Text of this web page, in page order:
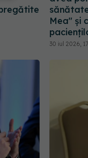
Mea" și
30 iul 2026,